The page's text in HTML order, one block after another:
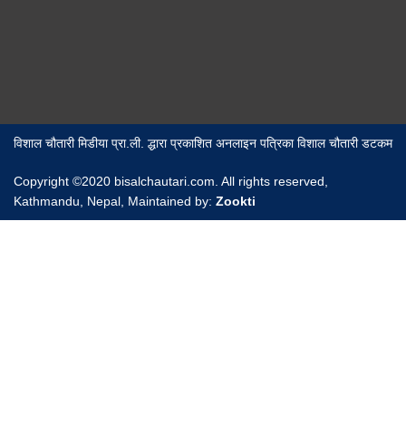
विशाल चौतारी मिडीया प्रा.ली. द्धारा प्रकाशित अनलाइन पत्रिका विशाल चौतारी डटकम
Copyright ©2020 bisalchautari.com. All rights reserved,
Kathmandu, Nepal, Maintained by: Zookti